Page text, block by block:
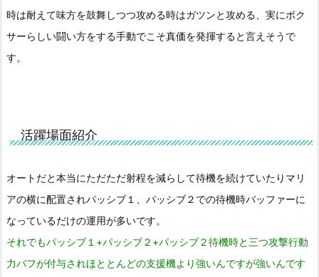
時は耐えて味方を鼓舞しつつ攻める時はガツンと攻める、実にボク
サーらしい闘い方をする手動でこそ真価を発揮すると言えそうで
す。
活躍場面紹介
オートだと本当にただただ射程を減らして待機を続けていたりマリ
アの横に配置されパッシブ１、パッシブ２での待機時バッファーに
なっているだけの運用が多いです。
それでもパッシブ１+パッシブ２+パッシブ２待機時と三つ攻撃行動
力バフが付与されほととんどの支援機より強いんですが強いんです